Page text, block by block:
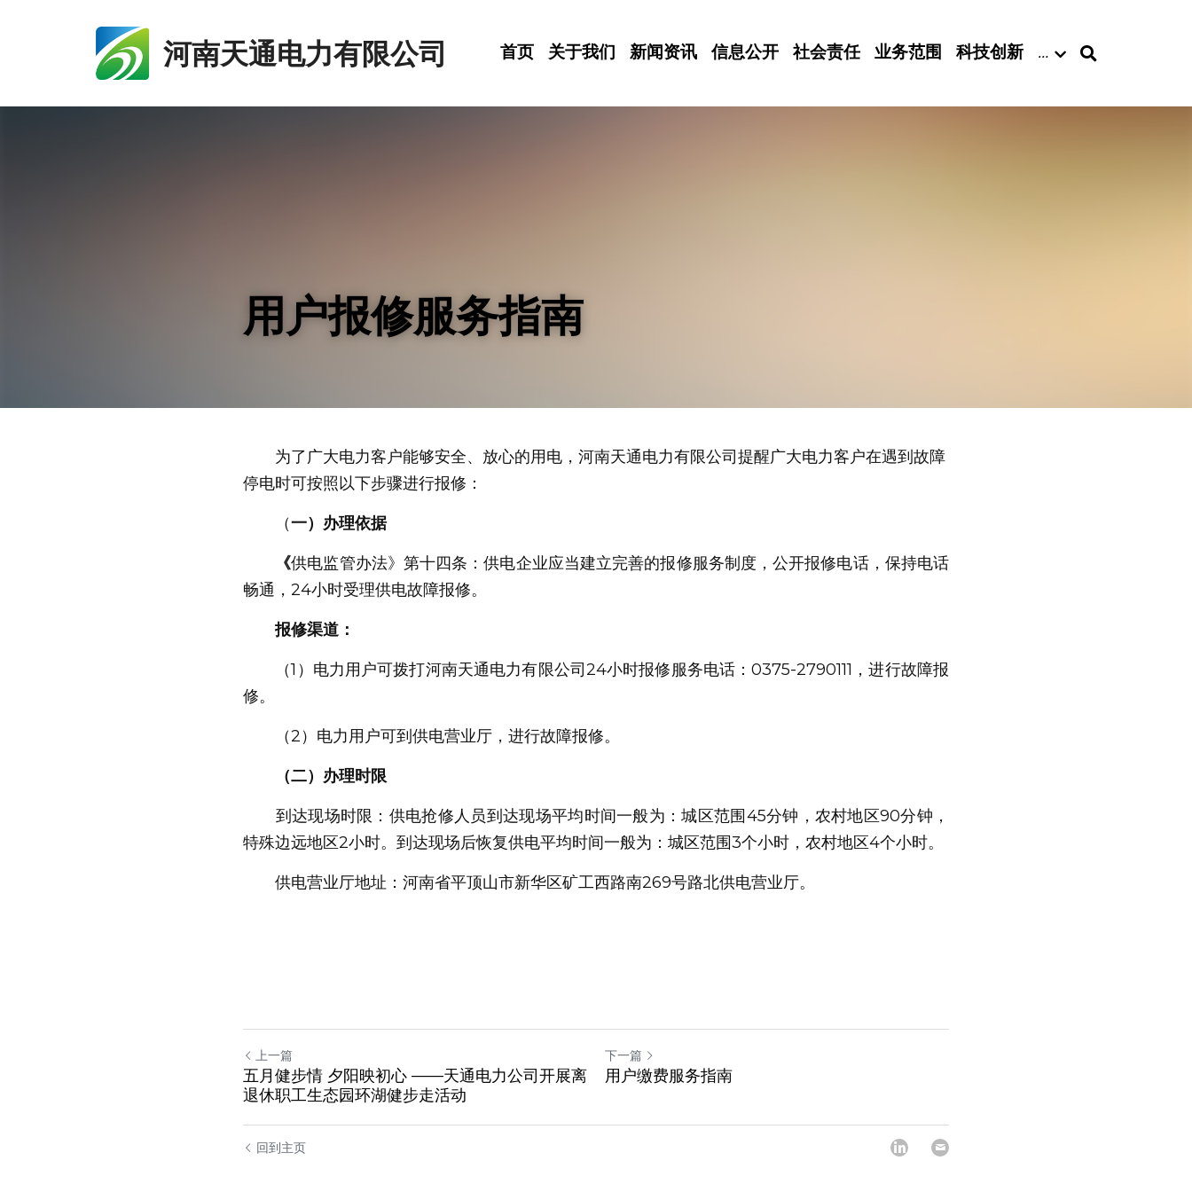
河南天通电力有限公司 首页 关于我们 新闻资讯 信息公开 社会责任 业务范围 科技创新 …
用户报修服务指南
为了广大电力客户能够安全、放心的用电，河南天通电力有限公司提醒广大电力客户在遇到故障
停电时可按照以下步骤进行报修：
（一）办理依据
《供电监管办法》第十四条：供电企业应当建立完善的报修服务制度，公开报修电话，保持电话
畅通，24小时受理供电故障报修。
报修渠道：
（1）电力用户可拨打河南天通电力有限公司24小时报修服务电话：0375-2790111，进行故障报
修。
（2）电力用户可到供电营业厅，进行故障报修。
（二）办理时限
到达现场时限：供电抢修人员到达现场平均时间一般为：城区范围45分钟，农村地区90分钟，
供电营业厅地址：河南省平顶山市新华区矿工西路南269号路北供电营业厅。
上一篇
五月健步情 夕阳映初心 ——天通电力公司开展离
退休职工生态园环湖健步走活动
下一篇
用户缴费服务指南
回到主页